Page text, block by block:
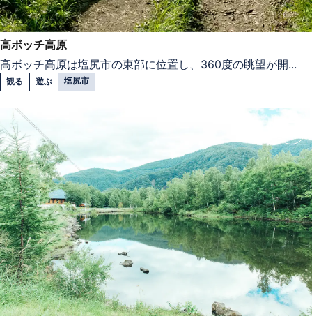
高ボッチ高原
高ボッチ高原は塩尻市の東部に位置し、360度の眺望が開...
観る 遊ぶ 塩尻市